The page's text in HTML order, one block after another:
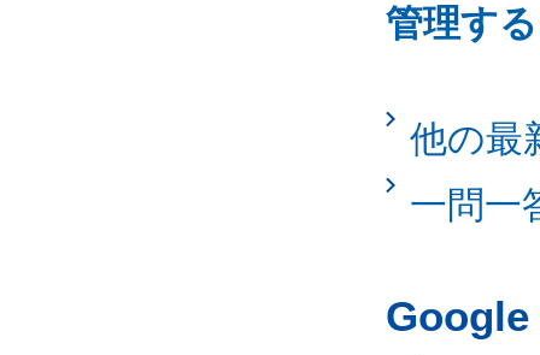
管理する
他の最
一問一
Google